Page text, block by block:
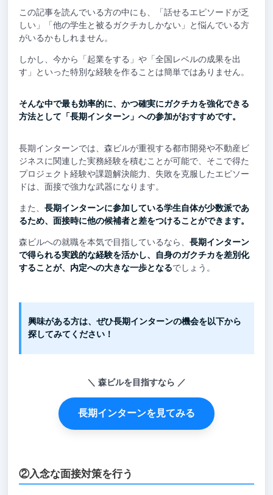
この記事を読んでいる方の中にも、「話せるエピソードが乏
しい」「他の学生と被るガクチカしかない」と悩んでいる方
がいるかもしれません。
しかし、今から「起業をする」や「全国レベルの成果を出
す」といった特別な経験を作ることは簡単ではありません。
そんな中で最も効率的に、かつ確実にガクチカを強化できる
方法として「長期インターン」への参加がおすすめです。
長期インターンでは、森ビルが重視する都市開発や不動産ビ
ジネスに関連した実務経験を積むことが可能で、そこで得た
プロジェクト経験や課題解決能力、失敗を克服したエピソー
ドは、面接で強力な武器になります。
また、 長期インターンに参加している学生自体が少数派であ
るため、面接時に他の候補者と差をつけることができます。
森ビルへの就職を本気で目指しているなら、 長期インターン
で得られる実践的な経験を活かし、自身のガクチカを差別化
することが、内定への大きな一歩となるでしょう。
興味がある方は、ぜひ長期インターンの機会を以下から
探してみてください！
森ビルを目指すなら
長期インターンを見てみる
②入念な面接対策を行う